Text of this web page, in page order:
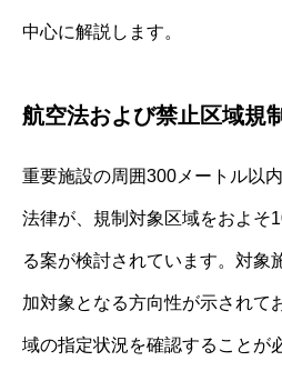
中心に解説します。
航空法および禁止区域規
重要施設の周囲300メートル以
法律が、規制対象区域をおよそ
る案が検討されています。対象
加対象となる方向性が示されて
域の指定状況を確認することが